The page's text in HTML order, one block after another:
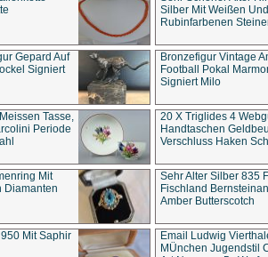
Silber Mit Weißen Und
Rubinfarbenen
Gepard Auf
Signiert
Bronzefigur Vintage
Football Pokal
Signiert Milo
Tasse,
Periode
20 X Triglides 4
Handtaschen
Verschluss Haken
Mit
Diamanten
Sehr Alter Silber 835
Fischland
Amber Butterscotch
Mit Saphir
Email Ludwig
MÜnchen Jugendstil